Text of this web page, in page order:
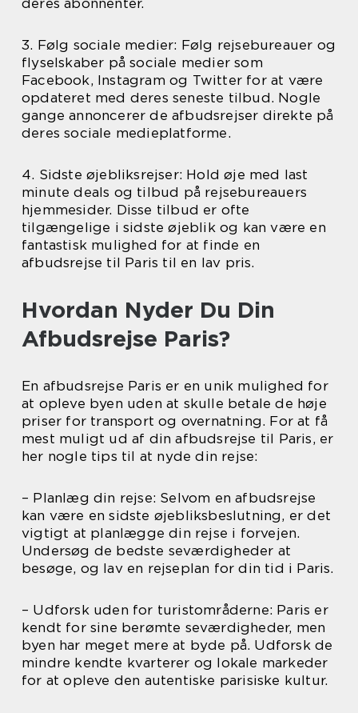
deres abonnenter.
3. Følg sociale medier: Følg rejsebureauer og
flyselskaber på sociale medier som
Facebook, Instagram og Twitter for at være
opdateret med deres seneste tilbud. Nogle
gange annoncerer de afbudsrejser direkte på
deres sociale medieplatforme.
4. Sidste øjebliksrejser: Hold øje med last
minute deals og tilbud på rejsebureauers
hjemmesider. Disse tilbud er ofte
tilgængelige i sidste øjeblik og kan være en
fantastisk mulighed for at finde en
afbudsrejse til Paris til en lav pris.
Hvordan Nyder Du Din
Afbudsrejse Paris?
En afbudsrejse Paris er en unik mulighed for
at opleve byen uden at skulle betale de høje
priser for transport og overnatning. For at få
mest muligt ud af din afbudsrejse til Paris, er
her nogle tips til at nyde din rejse:
– Planlæg din rejse: Selvom en afbudsrejse
kan være en sidste øjebliksbeslutning, er det
vigtigt at planlægge din rejse i forvejen.
Undersøg de bedste seværdigheder at
besøge, og lav en rejseplan for din tid i Paris.
– Udforsk uden for turistområderne: Paris er
kendt for sine berømte seværdigheder, men
byen har meget mere at byde på. Udforsk de
mindre kendte kvarterer og lokale markeder
for at opleve den autentiske parisiske kultur.